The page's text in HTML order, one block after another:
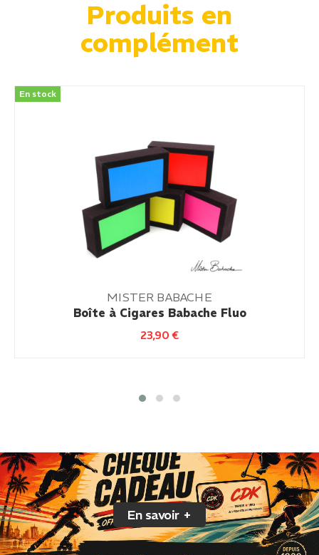
Produits en
complément
En stock
MISTER BABACHE
Boîte à Cigares Babache Fluo
23,90€
En savoir +